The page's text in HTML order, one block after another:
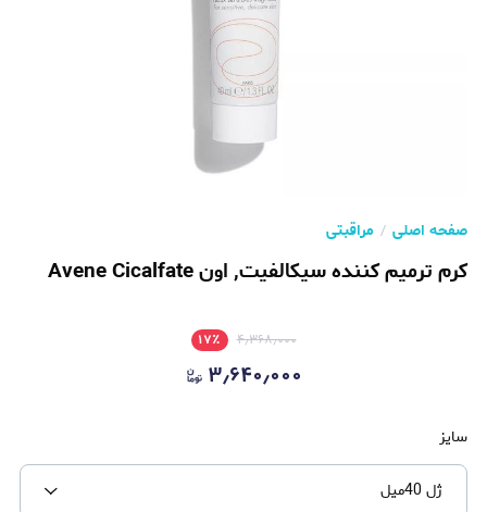
صفحه اصلی مراقبتی
کرم ترمیم کننده سیکالفیت, اون Avene Cicalfate
۴٫۳۶۸٫۰۰۰ ۱۷٪
۳٫۶۴۰٫۰۰۰
سایز
ژل 40میل